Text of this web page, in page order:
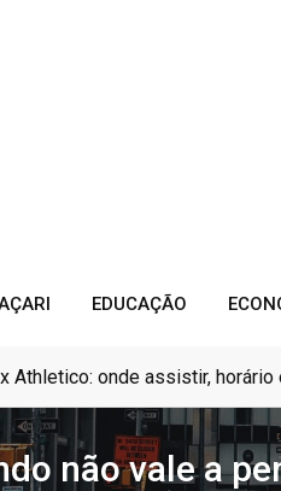
EDUCAÇÃO
x Athletico: onde assistir,
não vale a